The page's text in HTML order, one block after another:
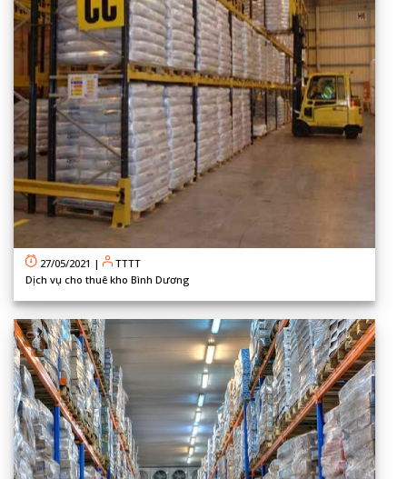
27/05/2021 |
TTTT
Dịch vụ cho thuê kho Bình Dương